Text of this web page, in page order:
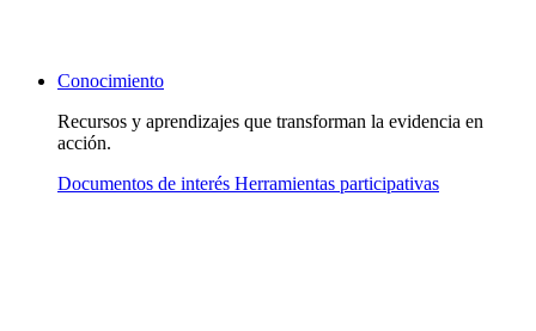
Conocimiento
Recursos y aprendizajes que transforman la evidencia en
acción.
Documentos de interés Herramientas participativas